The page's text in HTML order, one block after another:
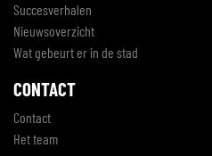
Succesverhalen
Nieuwsoverzicht
Wat gebeurt er in de stad
CONTACT
Contact
Het team